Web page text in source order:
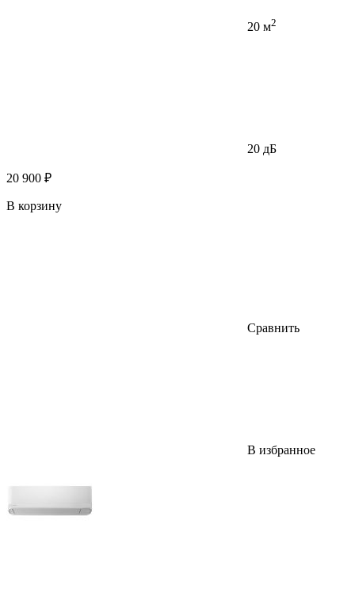
20 м2
20 дБ
20 900 ₽
В корзину
Сравнить
В избранное